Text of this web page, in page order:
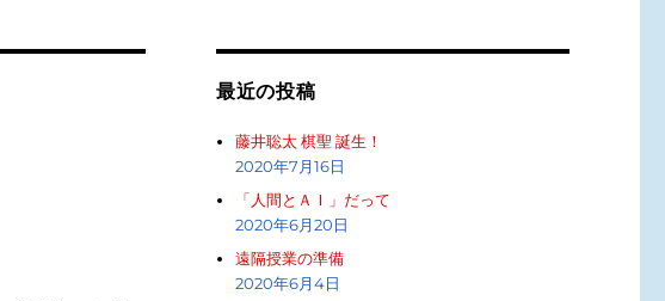
最近の投稿
藤井聡太 棋聖 誕生！
2020年7月16日
「人間とＡＩ」だって
2020年6月20日
遠隔授業の準備
2020年6月4日